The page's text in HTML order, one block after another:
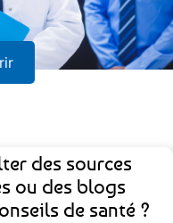
des sources
ou des blogs
de santé ?